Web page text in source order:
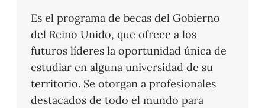
Es el programa de becas del Gobierno
del Reino Unido, que ofrece a los
futuros líderes la oportunidad única de
estudiar en alguna universidad de su
territorio. Se otorgan a profesionales
destacados de todo el mundo para